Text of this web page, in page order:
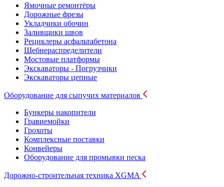
Ямочные ремонтёры
Дорожные фрезы
Укладчики обочин
Заливщики швов
Рециклеры асфальтабетона
Щебнераспределители
Мостовые платформы
Экскаваторы - Погрузчики
Экскаваторы цепные
Оборудование для сыпучих материалов
Бункеры накопители
Гравиемойки
Грохоты
Комплексные поставки
Конвейеры
Оборудование для промывки песка
Дорожно-строительная техника XGMA